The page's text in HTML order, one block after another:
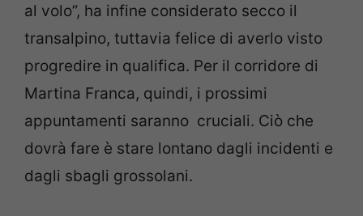
al volo”, ha infine considerato secco il
transalpino, tuttavia felice di averlo visto
progredire in qualifica. Per il corridore di
Martina Franca, quindi, i prossimi
appuntamenti saranno cruciali. Ciò che
dovrà fare è stare lontano dagli incidenti e
dagli sbagli grossolani.